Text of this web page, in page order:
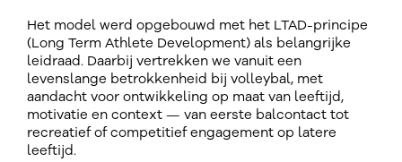
Het model werd opgebouwd met het LTAD-principe
(Long Term Athlete Development) als belangrijke
leidraad. Daarbij vertrekken we vanuit een
levenslange betrokkenheid bij volleybal, met
aandacht voor ontwikkeling op maat van leeftijd,
motivatie en context — van eerste balcontact tot
recreatief of competitief engagement op latere
leeftijd.